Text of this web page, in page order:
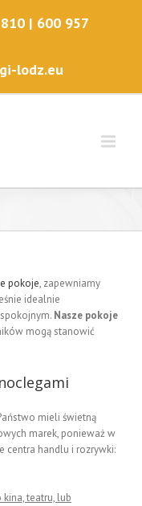
| 600 957
lodz.eu
pokoje, zapewniamy
idealnie
Nasze pokoje
mogą stanowić
mieli świetną
marek, ponieważ w
centra handlu i rozrywki:
teatru, lub